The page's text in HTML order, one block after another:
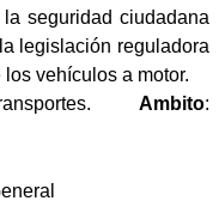
seguridad ciudadana
legislación reguladora
vehículos a motor.
Ambito: